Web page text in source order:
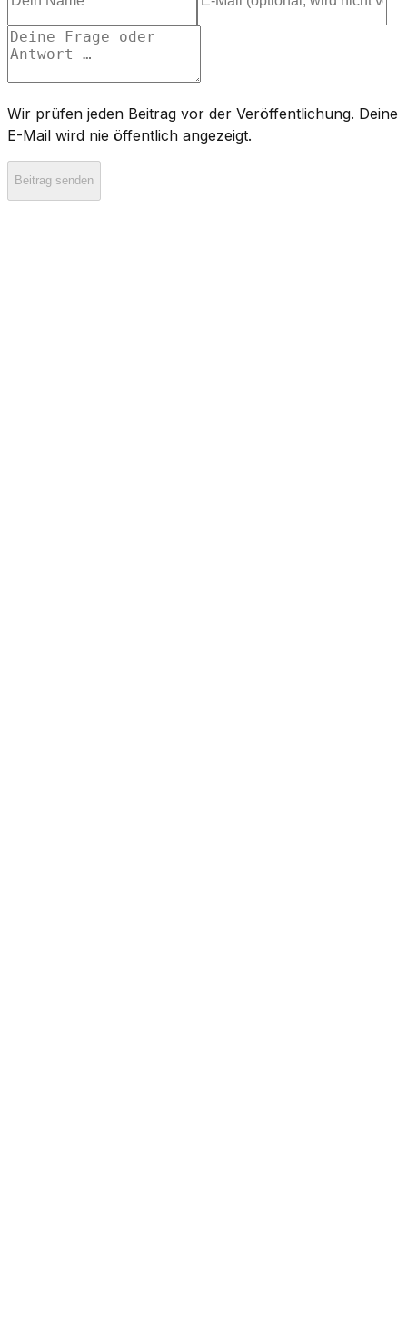
Wir prüfen jeden Beitrag vor der Veröffentlichung. Deine
E-Mail wird nie öffentlich angezeigt.
Beitrag senden